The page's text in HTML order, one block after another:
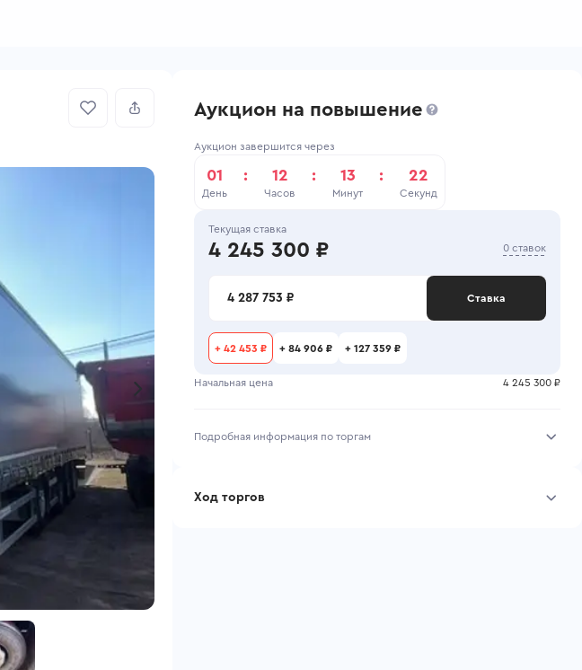
Аукцион на повышение
Аукцион завершится через
01
День
: 12
Часов
: 13
Минут
: 22
Секунд
Текущая ставка
4 245 300 ₽ 0 ставок
4 287 753 ₽ Ставка
+ 42 453 ₽ + 84 906 ₽ + 127 359 ₽
Начальная цена 4 245 300 ₽
Подробная информация по торгам
Ход торгов